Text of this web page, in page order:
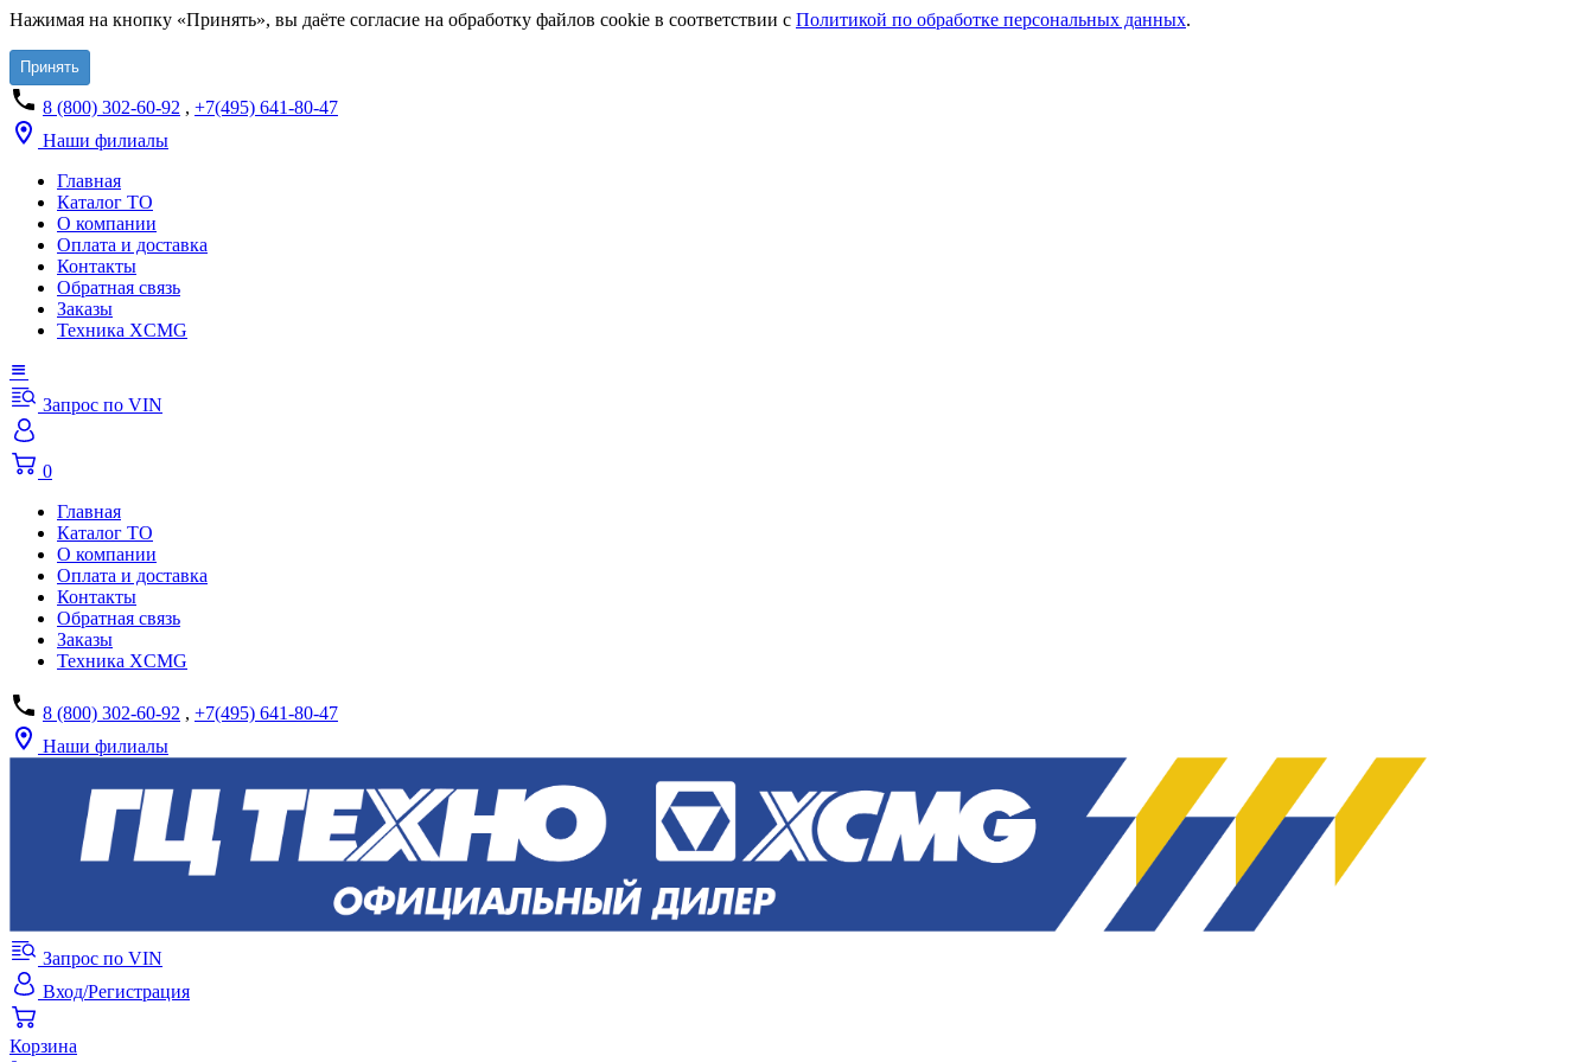
Нажимая на кнопку «Принять», вы даёте согласие на обработку файлов cookie в соответствии с Политикой по обработке персональных данных.
Принять
8 (800) 302-60-92 , +7(495) 641-80-47
Наши филиалы
Главная
Каталог ТО
О компании
Оплата и доставка
Контакты
Обратная связь
Заказы
Техника XCMG
Запрос по VIN
0
Главная
Каталог ТО
О компании
Оплата и доставка
Контакты
Обратная связь
Заказы
Техника XCMG
8 (800) 302-60-92 , +7(495) 641-80-47
Наши филиалы
Запрос по VIN
Вход/Регистрация
Корзина